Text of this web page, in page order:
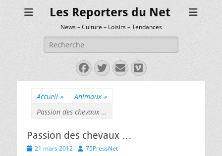
Les Reporters du Net
News – Culture – Loisirs – Tendances
Rechercher :
Facebook
Twitter
E-
mail
Vimeo
Accueil » Animaux »
Passion des chevaux …
Passion des chevaux …
Posted
21 mars 2012 Author
75PressNet